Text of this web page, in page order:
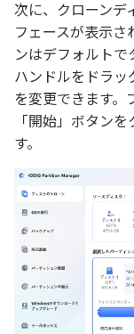
次に、クローンデ
フェースが表示さ
ンはデフォルト
ハンドルをドラッ
を変更できます。
「開始」ボタン
す。